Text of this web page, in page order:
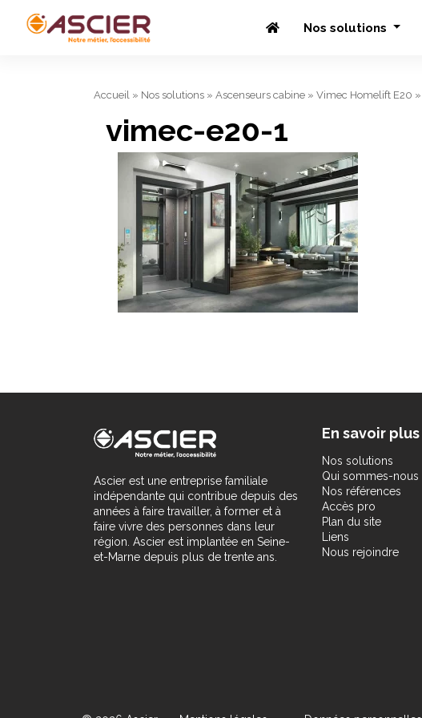
Nos solutions
Accueil » Nos solutions » Ascenseurs cabine » Vimec Homelift E20 »
vimec-e20-1
Ascier est une entreprise familiale
indépendante qui contribue depuis des
années à faire travailler, à former et à
faire vivre des personnes dans leur
région. Ascier est implantée en Seine-
et-Marne depuis plus de trente ans.
En savoir plus
Nos solutions
Qui sommes-nous
Nos références
Accès pro
Plan du site
Liens
Nous rejoindre